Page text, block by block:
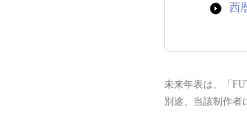
西
未来年表は、「
別途、当該制作者